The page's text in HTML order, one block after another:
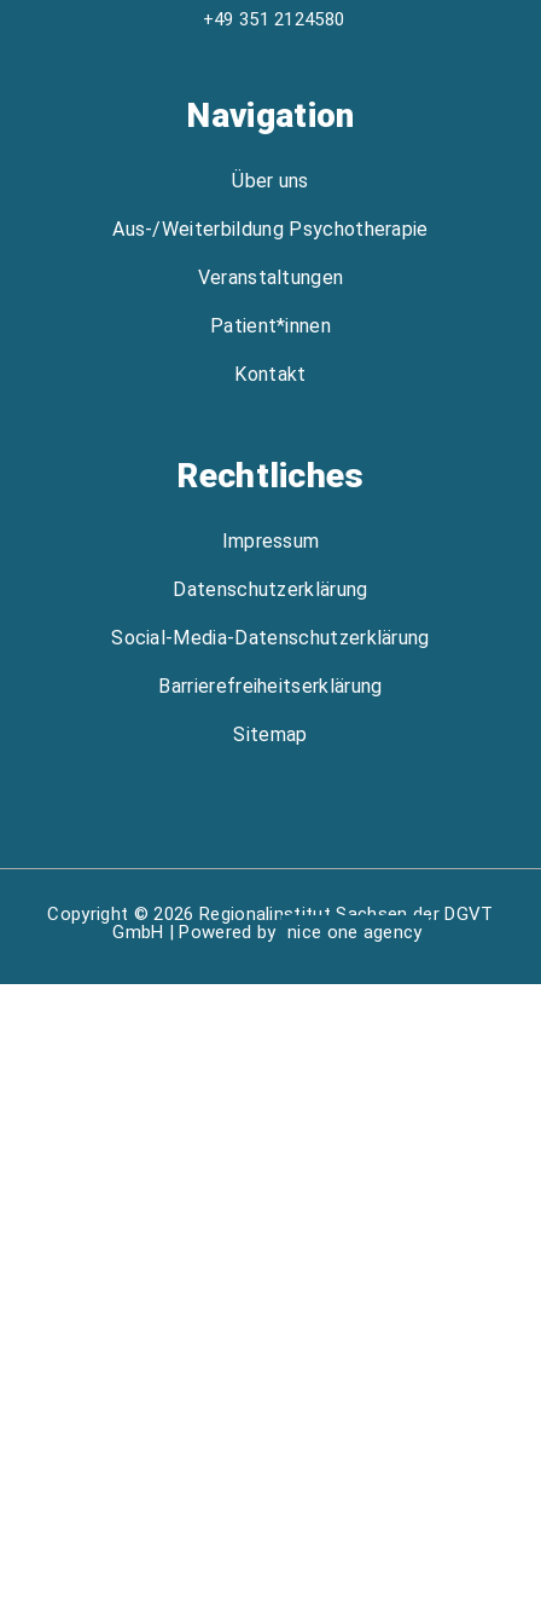
+49 351 2124580
Navigation
Über uns
Aus-/Weiterbildung Psychotherapie
Veranstaltungen
Patient*innen
Kontakt
Rechtliches
Impressum
Datenschutzerklärung
Social-Media-Datenschutzerklärung
Barrierefreiheitserklärung
Sitemap
Copyright © 2026 Regionalinstitut Sachsen der DGVT
GmbH | Powered by nice one agency